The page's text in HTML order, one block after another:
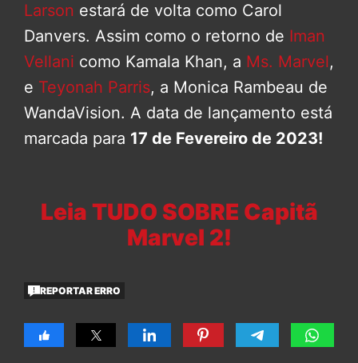
Larson estará de volta como Carol
Danvers. Assim como o retorno de Iman
Vellani como Kamala Khan, a Ms. Marvel,
e Teyonah Parris, a Monica Rambeau de
WandaVision. A data de lançamento está
marcada para 17 de Fevereiro de 2023!
Leia TUDO SOBRE Capitã
Marvel 2!
REPORTAR ERRO